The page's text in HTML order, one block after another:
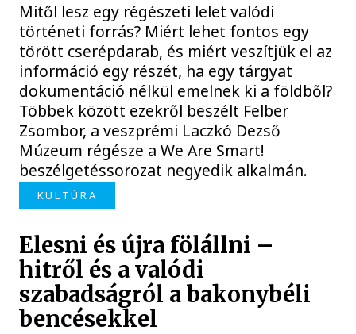
Mitől lesz egy régészeti lelet valódi
történeti forrás? Miért lehet fontos egy
törött cserépdarab, és miért veszítjük el az
információ egy részét, ha egy tárgyat
dokumentáció nélkül emelnek ki a földből?
Többek között ezekről beszélt Felber
Zsombor, a veszprémi Laczkó Dezső
Múzeum régésze a We Are Smart!
beszélgetéssorozat negyedik alkalmán.
KULTÚRA
Elesni és újra fölállni –
hitről és a valódi
szabadságról a bakonybéli
bencésekkel